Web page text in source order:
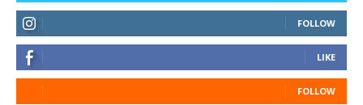
FOLLOW
LIKE
FOLLOW